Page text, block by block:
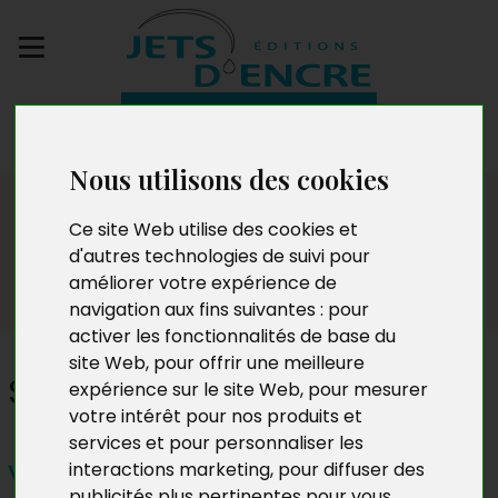
Nous utilisons des cookies
Ce site Web utilise des cookies et
d'autres technologies de suivi pour
améliorer votre expérience de
navigation aux fins suivantes : pour
activer les fonctionnalités de base du
site Web, pour offrir une meilleure
expérience sur le site Web, pour mesurer
votre intérêt pour nos produits et
services et pour personnaliser les
interactions marketing, pour diffuser des
Dédicaces
Stelle Dibandi
Vendredi 1er avril 2022 de 16 H À 22H